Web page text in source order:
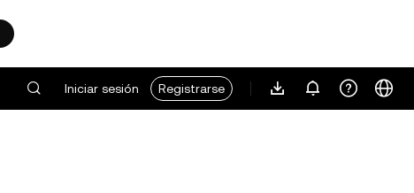
Iniciar sesión Registrarse